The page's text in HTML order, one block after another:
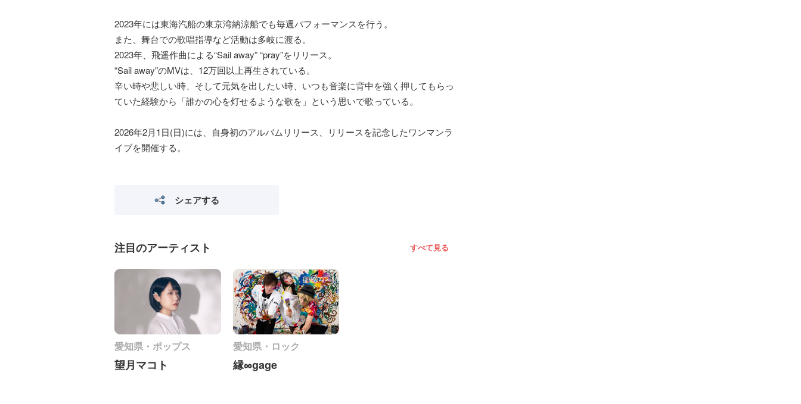
2023年には東海汽船の東京湾納涼船でも毎週パフォーマンスを行う。
また、舞台での歌唱指導など活動は多岐に渡る。
2023年、飛遥作曲による“Sail away” “pray”をリリース。
“Sail away”のMVは、12万回以上再生されている。
辛い時や悲しい時、そして元気を出したい時、いつも音楽に背中を強く押してもらっ
ていた経験から「誰かの心を灯せるような歌を」という思いで歌っている。
2026年2月1日(日)には、自身初のアルバムリリース、リリースを記念したワンマンラ
イブを開催する。
シェアする
注目のアーティスト すべて見る
愛知県・ポップス
望月マコト
愛知県・ロック
縁∞gage